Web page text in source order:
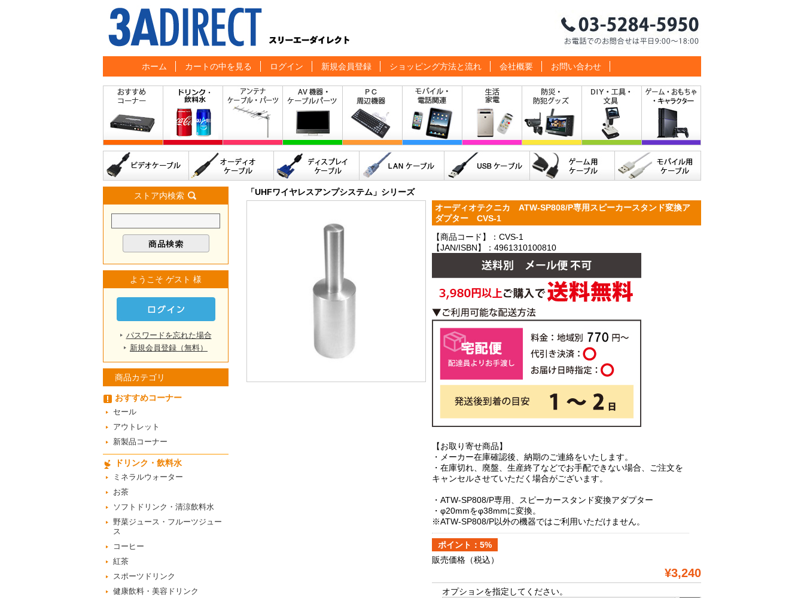
ホーム カートの中を見る ログイン 新規会員登録 ショッピング方法と流れ 会社概要 お問い合わせ
ストア内検索
ようこそ ゲスト 様
パスワードを忘れた場合
新規会員登録（無料）
商品カテゴリ
おすすめコーナー
セール
アウトレット
新製品コーナー
ドリンク・飲料水
ミネラルウォーター
お茶
ソフトドリンク・清涼飲料水
野菜ジュース・フルーツジュー
ス
コーヒー
紅茶
スポーツドリンク
健康飲料・美容ドリンク
「UHFワイヤレスアンプシステム」シリーズ
オーディオテクニカ ATW-SP808/P専用スピーカースタンド変換ア
ダプター CVS-1
【商品コード】：CVS-1
【JAN/ISBN】：4961310100810
【お取り寄せ商品】
・メーカー在庫確認後、納期のご連絡をいたします。
・在庫切れ、廃盤、生産終了などでお手配できない場合、ご注文を
キャンセルさせていただく場合がございます。
・ATW-SP808/P専用、スピーカースタンド変換アダプター
・φ20mmをφ38mmに変換。
※ATW-SP808/P以外の機器ではご利用いただけません。
ポイント：5%
販売価格 （税込）
¥3,240
オプションを指定してください。